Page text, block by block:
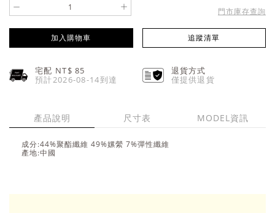
- + 門市庫存查詢
加入購物車 追蹤清單
宅配 NT$85
預計2026-08-14到達
退貨方式
僅提供退貨
產品說明 尺寸表 MODEL資訊
成分:44%聚酯纖維 49%嫘縈 7%彈性纖維
產地:中國